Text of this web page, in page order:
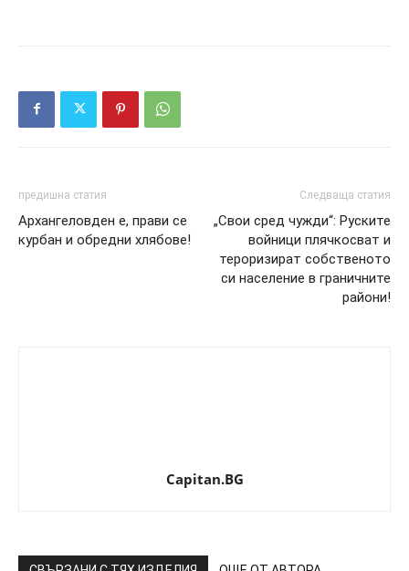
предишна статия
Архангеловден е, прави се
курбан и обредни хлябове!
Следваща статия
„Свои сред чужди“: Руските
войници плячкосват и
тероризират собственото
си население в граничните
райони!
Capitan.BG